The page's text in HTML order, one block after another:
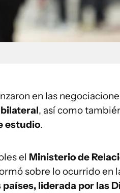
en las
, así como
estudio.
el Ministerio de
sobre lo ocurrido en
liderada por las